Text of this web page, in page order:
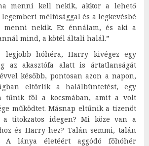
menni kell nekik, akkor a lehető
méltósággal és a legkevésbé
menni nekik. Ez énnálam, és aki a
mind, a kötél általi halál.”
legjobb hóhéra, Harry kivégez egy
az akasztófa alatt is ártatlanságát
később, pontosan azon a napon,
eltörlik a halálbüntetést, egy
tűnik föl a kocsmában, amit a volt
működtet. Másnap eltűnik a tizenöt
titokzatos idegen? Mi köze van a
és Harry-hez? Talán semmi, talán
A lánya életéért aggódó főhóhér